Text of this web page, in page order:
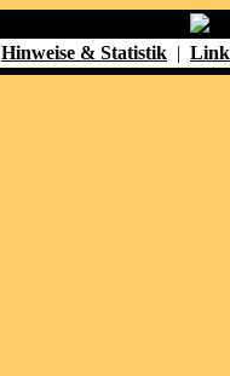
Hinweise & Statistik |